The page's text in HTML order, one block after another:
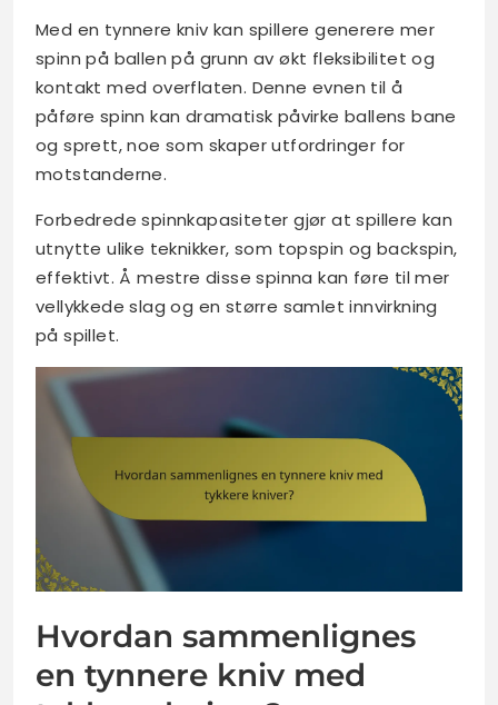
Med en tynnere kniv kan spillere generere mer
spinn på ballen på grunn av økt fleksibilitet og
kontakt med overflaten. Denne evnen til å
påføre spinn kan dramatisk påvirke ballens bane
og sprett, noe som skaper utfordringer for
motstanderne.
Forbedrede spinnkapasiteter gjør at spillere kan
utnytte ulike teknikker, som topspin og backspin,
effektivt. Å mestre disse spinna kan føre til mer
vellykkede slag og en større samlet innvirkning
på spillet.
Hvordan sammenlignes
en tynnere kniv med